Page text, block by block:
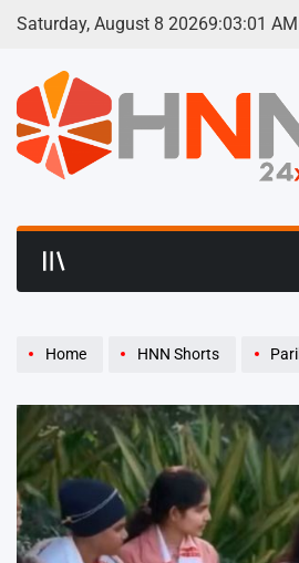
Skip
Saturday, August 8 20269:03:02 AM
Home HNN Shorts